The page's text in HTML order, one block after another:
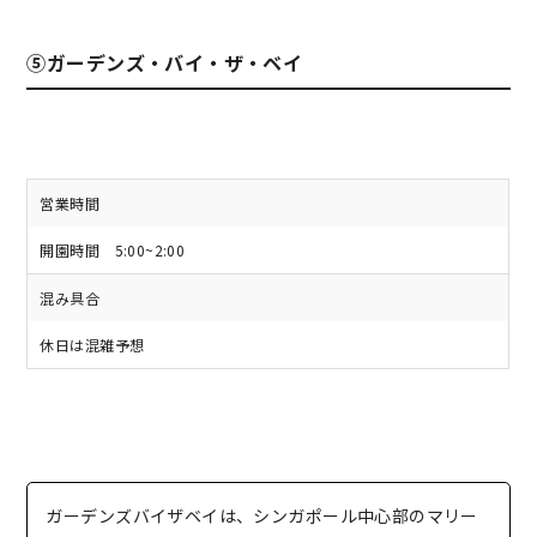
⑤ガーデンズ・バイ・ザ・ベイ
営業時間
開園時間 5:00~2:00
混み具合
休日は混雑予想
ガーデンズバイザベイは、シンガポール中心部のマリー